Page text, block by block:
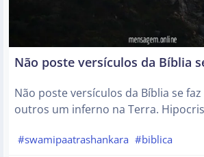
Não poste versículos da Bíblia
Não poste versículos da Bíblia se
outros um inferno na Terra.
#swamipaatrashankara #biblica